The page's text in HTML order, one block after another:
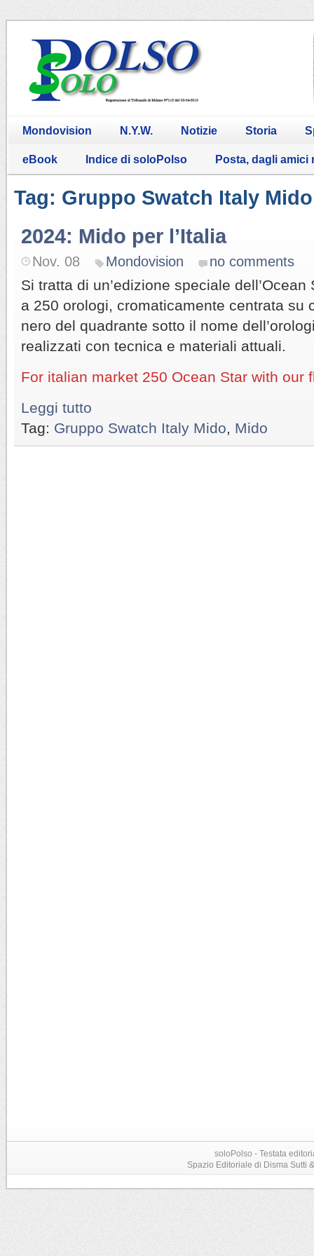
Mondovision N.Y.W. Notizie Storia
eBook Indice di soloPolso Posta, dagli amici
Tag: Gruppo Swatch Italy Mido
2024: Mido per l’Italia
Nov. 08 Mondovision no comments
Si tratta di un’edizione speciale
a 250 orologi, cromaticamente centrata su
nero del quadrante sotto il nome
realizzati con tecnica e materiali attuali.
For italian market 250 Ocean Star with our
Leggi tutto
Tag: Gruppo Swatch Italy Mido Mido
soloPolso - Testata
Spazio Editoriale di Disma Sutti